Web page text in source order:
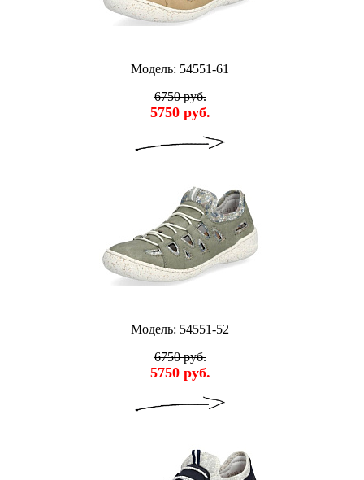
Модель: 54551-61
6750 руб.
5750 руб.
Модель: 54551-52
6750 руб.
5750 руб.